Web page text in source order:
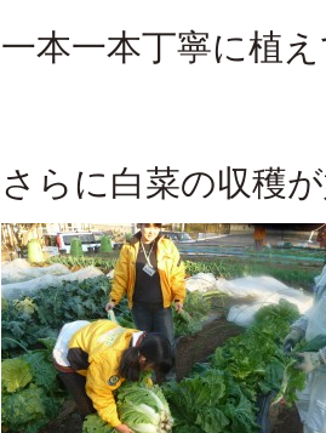
一本一本丁寧に植
さらに白菜の収穫